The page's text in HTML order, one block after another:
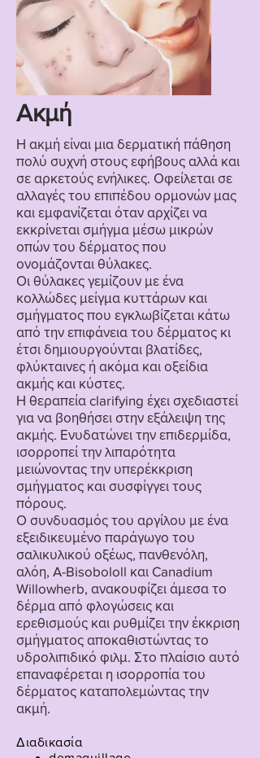
Ακμή
Η ακμή είναι μια δερματική πάθηση
πολύ συχνή στους εφήβους αλλά και
σε αρκετούς ενήλικες. Οφείλεται σε
αλλαγές του επιπέδου ορμονών μας
και εμφανίζεται όταν αρχίζει να
εκκρίνεται σμήγμα μέσω μικρών
οπών του δέρματος που
ονομάζονται θύλακες.
Οι θύλακες γεμίζουν με ένα
κολλώδες μείγμα κυττάρων και
σμήγματος που εγκλωβίζεται κάτω
από την επιφάνεια του δέρματος κι
έτσι δημιουργούνται βλατίδες,
φλύκταινες ή ακόμα και οξείδια
ακμής και κύστες.
Η θεραπεία clarifying έχει σχεδιαστεί
για να βοηθήσει στην εξάλειψη της
ακμής. Ενυδατώνει την επιδερμίδα,
ισορροπεί την λιπαρότητα
μειώνοντας την υπερέκκριση
σμήγματος και συσφίγγει τους
πόρους.
Ο συνδυασμός του αργίλου με ένα
εξειδικευμένο παράγωγο του
σαλικυλικού οξέως, πανθενόλη,
αλόη, A-Bisobololl και Canadium
Willowherb, ανακουφίζει άμεσα το
δέρμα από φλογώσεις και
ερεθισμούς και ρυθμίζει την έκκριση
σμήγματος αποκαθιστώντας το
υδρολιπιδικό φιλμ. Στο πλαίσιο αυτό
επαναφέρεται η ισορροπία του
δέρματος καταπολεμώντας την
ακμή.
Διαδικασία